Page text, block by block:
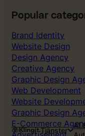
Tjänster
AI
Popular
Brand Identity
Website Design
Design Agency
Creative Agency
Graphic Design
Web Development
Website
Graphic Design
E-Commerce